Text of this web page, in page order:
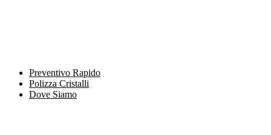
Preventivo Rapido
Polizza Cristalli
Dove Siamo